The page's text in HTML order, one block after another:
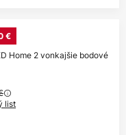
€
Home 2 vonkajšie bodové
list